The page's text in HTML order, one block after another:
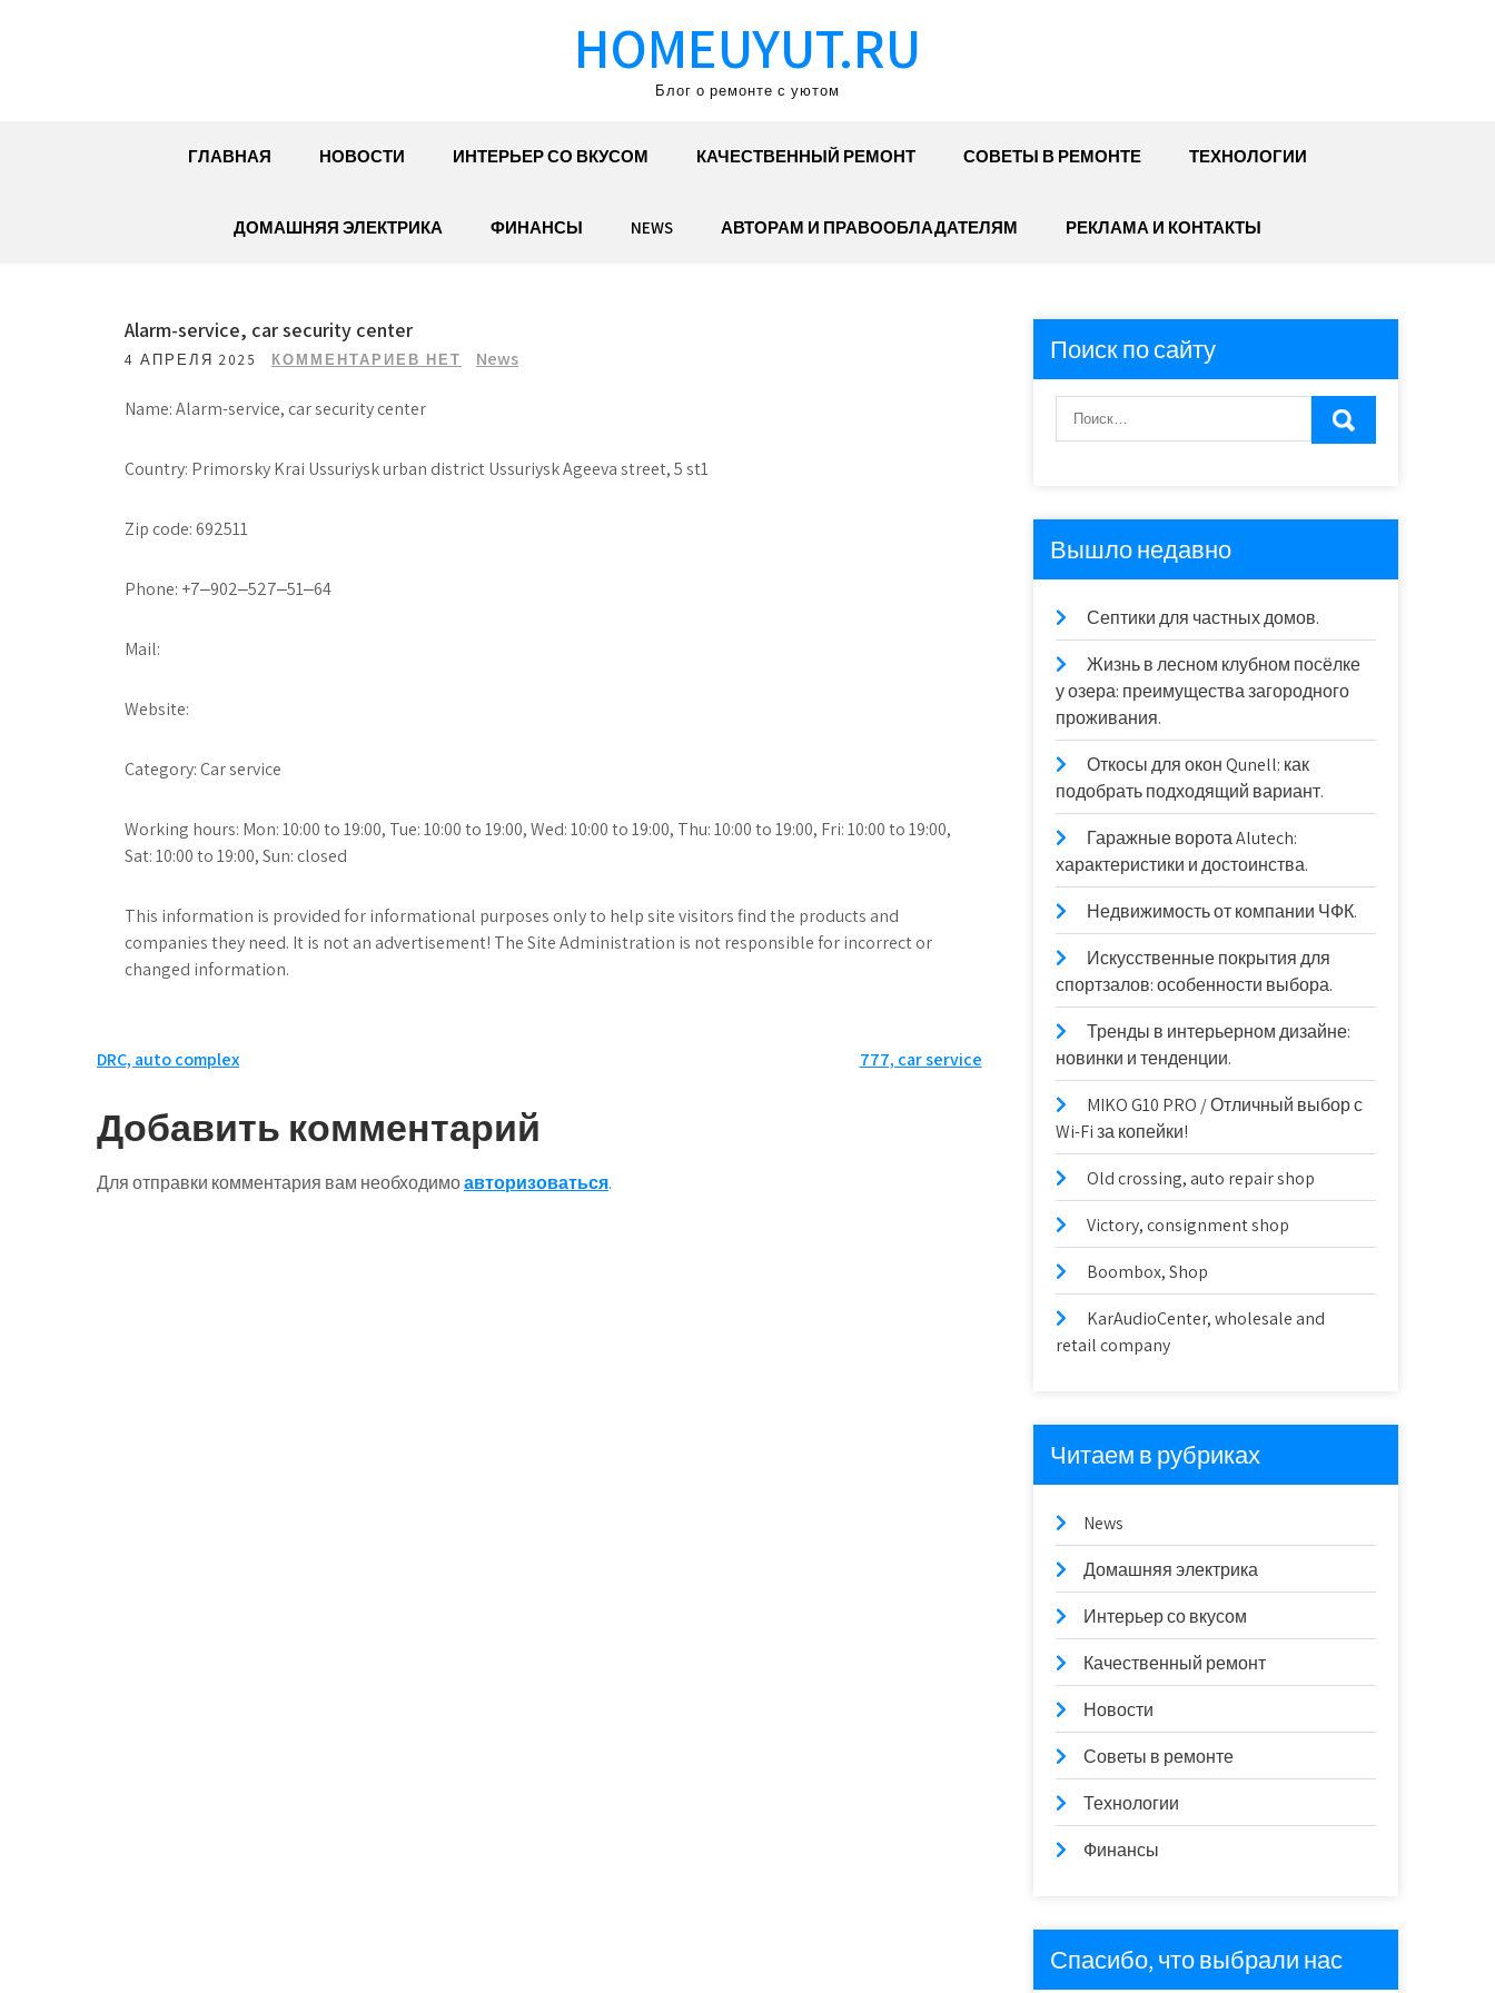
HOMEUYUT.RU
Блог о ремонте с уютом
ГЛАВНАЯ НОВОСТИ ИНТЕРЬЕР СО ВКУСОМ КАЧЕСТВЕННЫЙ РЕМОНТ СОВЕТЫ В РЕМОНТЕ ТЕХНОЛОГИИ
ДОМАШНЯЯ ЭЛЕКТРИКА ФИНАНСЫ NEWS АВТОРАМ И ПРАВООБЛАДАТЕЛЯМ РЕКЛАМА И КОНТАКТЫ
Alarm-service, car security center
4 АПРЕЛЯ 2025 КОММЕНТАРИЕВ НЕТ News
Name: Alarm-service, car security center
Country: Primorsky Krai Ussuriysk urban district Ussuriysk Ageeva street, 5 st1
Zip code: 692511
Phone: +7‒902‒527‒51‒64
Mail:
Website:
Category: Car service
Working hours: Mon: 10:00 to 19:00, Tue: 10:00 to 19:00, Wed: 10:00 to 19:00, Thu: 10:00 to 19:00, Fri: 10:00 to 19:00,
Sat: 10:00 to 19:00, Sun: closed
This information is provided for informational purposes only to help site visitors find the products and
companies they need. It is not an advertisement! The Site Administration is not responsible for incorrect or
changed information.
Навигация
по
записям
DRC, auto complex 777, car service
Добавить комментарий
Для отправки комментария вам необходимоавторизоваться.
Поиск по сайту
Вышло недавно
Септики для частных домов.
Жизнь в лесном клубном посёлке
у озера: преимущества загородного
проживания.
Откосы для окон Qunell: как
подобрать подходящий вариант.
Гаражные ворота Alutech:
характеристики и достоинства.
Недвижимость от компании ЧФК.
Искусственные покрытия для
спортзалов: особенности выбора.
Тренды в интерьерном дизайне:
новинки и тенденции.
MIKO G10 PRO / Отличный выбор с
Wi-Fi за копейки!
Old crossing, auto repair shop
Victory, consignment shop
Boombox, Shop
KarAudioCenter, wholesale and
retail company
Читаем в рубриках
News
Домашняя электрика
Интерьер со вкусом
Качественный ремонт
Новости
Советы в ремонте
Технологии
Финансы
Спасибо, что выбрали нас